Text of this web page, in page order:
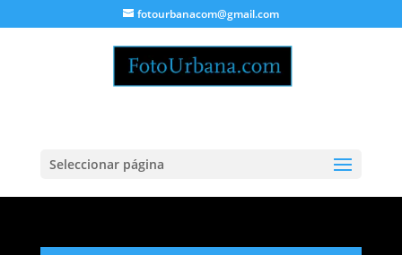
fotourbanacom@gmail.com
Seleccionar página